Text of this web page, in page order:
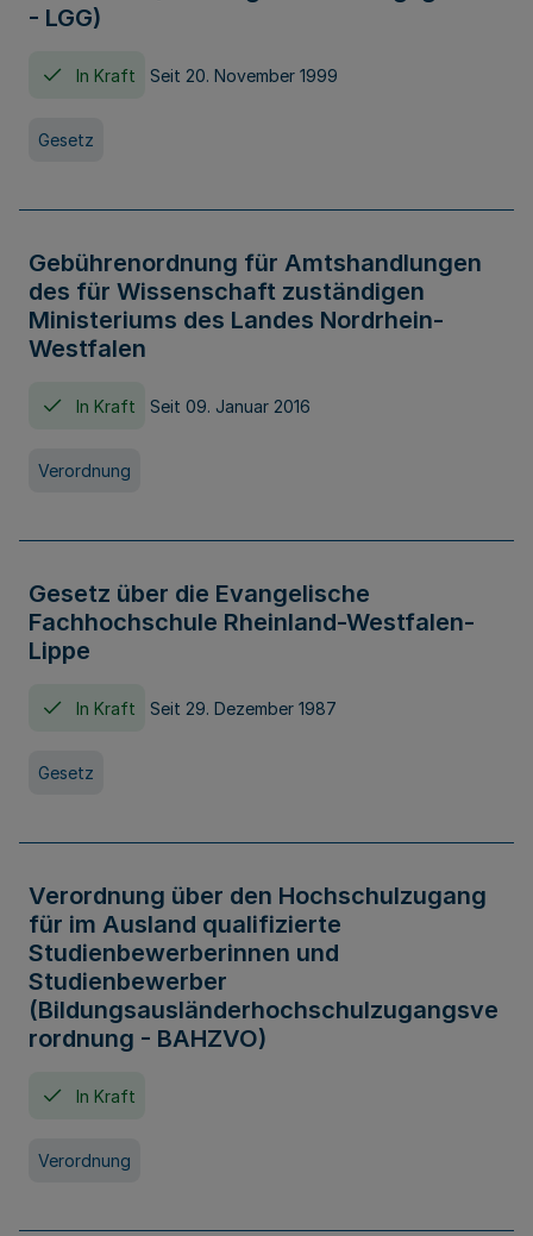
- LGG)
In Kraft Seit 20. November 1999
Gesetz
Gebührenordnung für Amtshandlungen
des für Wissenschaft zuständigen
Ministeriums des Landes Nordrhein-
Westfalen
In Kraft Seit 09. Januar 2016
Verordnung
Gesetz über die Evangelische
Fachhochschule Rheinland-Westfalen-
Lippe
In Kraft Seit 29. Dezember 1987
Gesetz
Verordnung über den Hochschulzugang
für im Ausland qualifizierte
Studienbewerberinnen und
Studienbewerber
(Bildungsausländerhochschulzugangsve
rordnung - BAHZVO)
In Kraft
Verordnung